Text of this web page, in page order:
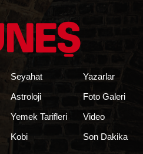
Seyahat
Astroloji
Yemek Tarifleri
Kobi
Yazarlar
Foto Galeri
Video
Son Dakika